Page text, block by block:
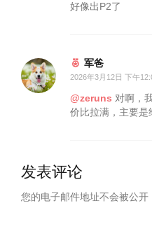
好像出P2了
军爸
2026年3月12日 下午
@zeruns 对啊，
价比拉满，主要是
发表评论
您的电子邮件地址不会被公开